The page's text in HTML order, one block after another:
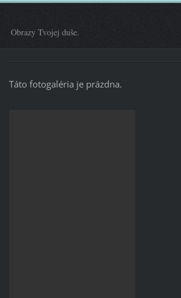
Obrazy Tvojej duše.
Táto fotogaléria je prázdna.